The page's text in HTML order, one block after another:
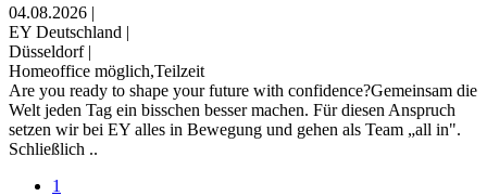
04.08.2026 |
EY Deutschland |
Düsseldorf |
Homeoffice möglich,Teilzeit
Are you ready to shape your future with confidence?Gemeinsam die
Welt jeden Tag ein bisschen besser machen. Für diesen Anspruch
setzen wir bei EY alles in Bewegung und gehen als Team „all in".
Schließlich ..
1